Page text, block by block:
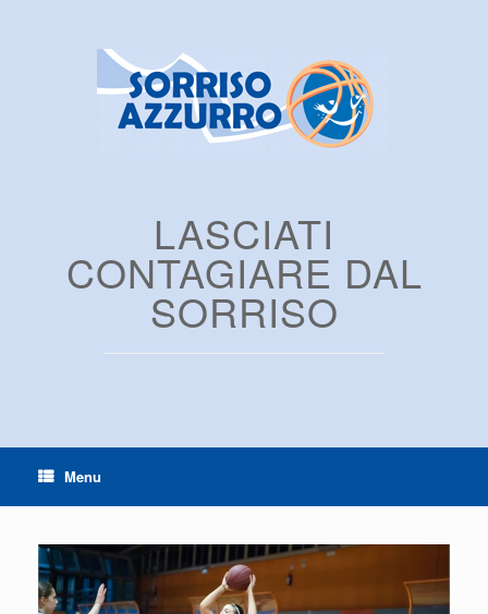
LASCIATI
CONTAGIARE DAL
SORRISO
Menu